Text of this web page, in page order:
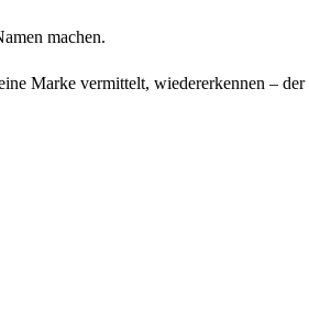
machen.
Marke vermittelt, wiedererkennen –